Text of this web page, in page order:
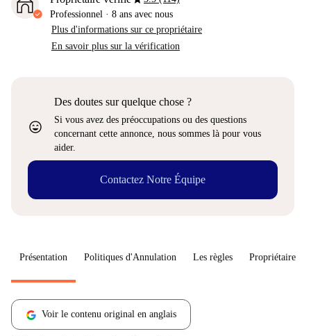
Professionnel · 8 ans avec nous
Plus d'informations sur ce propriétaire
En savoir plus sur la vérification
sentiment_very_satisfied
Des doutes sur quelque chose ?
Si vous avez des préoccupations ou des questions
concernant cette annonce, nous sommes là pour vous
aider.
Contactez Notre Équipe
Présentation Politiques d'Annulation Les règles Propriétaire
Voir le contenu original en anglais